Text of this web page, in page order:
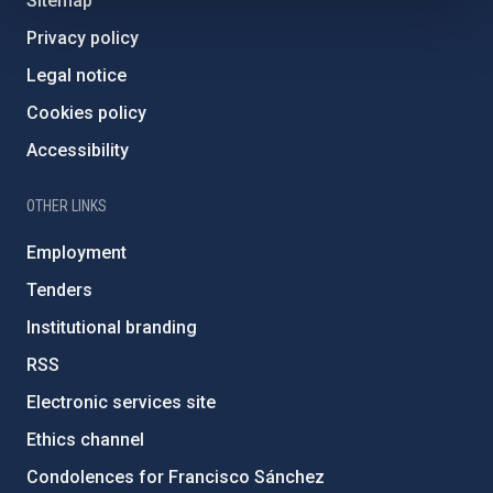
Privacy policy
Legal notice
Cookies policy
Accessibility
OTHER LINKS
Employment
Tenders
Institutional branding
RSS
Electronic services site
Ethics channel
Condolences for Francisco Sánchez